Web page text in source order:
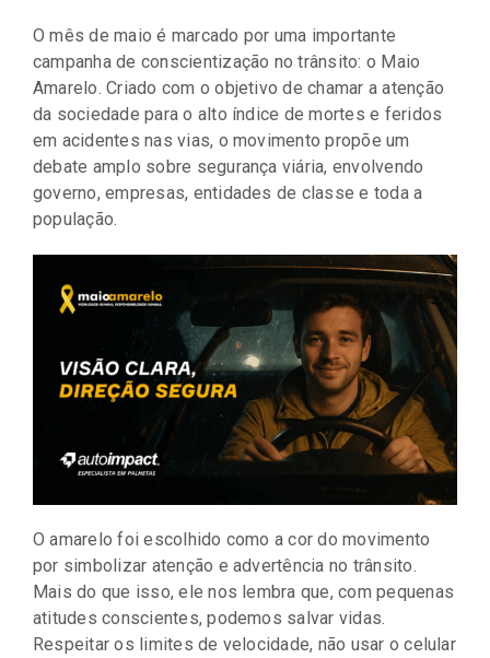
O mês de maio é marcado por uma importante
campanha de conscientização no trânsito: o Maio
Amarelo. Criado com o objetivo de chamar a atenção
da sociedade para o alto índice de mortes e feridos
em acidentes nas vias, o movimento propõe um
debate amplo sobre segurança viária, envolvendo
governo, empresas, entidades de classe e toda a
população.
O amarelo foi escolhido como a cor do movimento
por simbolizar atenção e advertência no trânsito.
Mais do que isso, ele nos lembra que, com pequenas
atitudes conscientes, podemos salvar vidas.
Respeitar os limites de velocidade, não usar o celular